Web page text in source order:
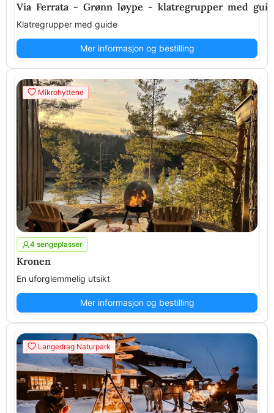
Via Ferrata - Grønn løype - klatregrupper med
Klatregrupper med guide
Mer informasjon og bestilling
Mikrohyttene
4 sengeplasser
Kronen
En uforglemmelig utsikt
Mer informasjon og bestilling
Langedrag Naturpark